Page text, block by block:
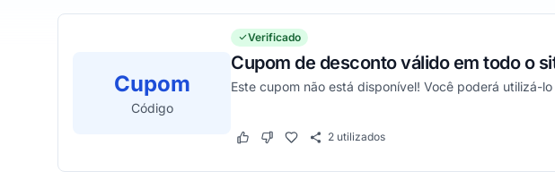
Cupom
Código
Verificado
Cupom de desconto válido em todo o
Este cupom não está disponível! Você poderá utilizá-
Este cupom funcionou
Este cupom não funcionou
2 utilizados